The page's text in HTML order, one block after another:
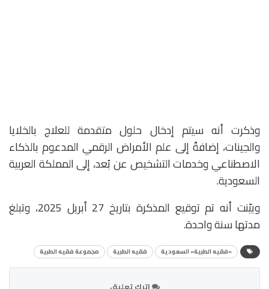
وذكرت أنه سيتم إدخال حلول متقدمة للعلاج بالخلايا
والجينات، إضافةً إلى علم الأمراض الرقمي المدعوم بالذكاء
الاصطناعي وخدمات التشخيص عن بُعد، إلى المملكة العربية
السعودية.
وبيّنت أنه تم توقيع المذكرة بتاريخ 27 أبريل 2025، وتبلغ
مدتها سنة واحدة.
«فقيه الطبية» السعودية فقيه الطبية مجموعة فقيه الطبية